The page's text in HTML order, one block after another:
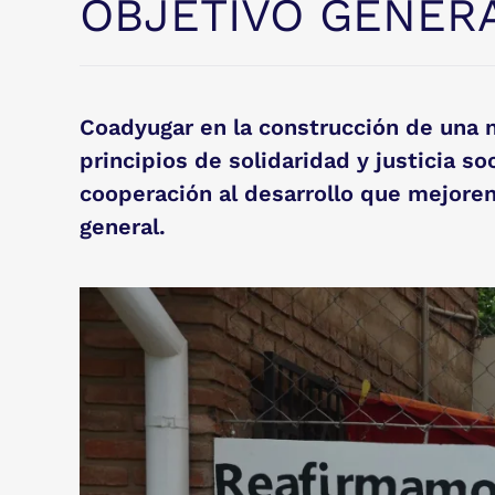
OBJETIVO
Coadyugar en la construcción de
principios de solidaridad y justicia
cooperación al desarrollo que
general.